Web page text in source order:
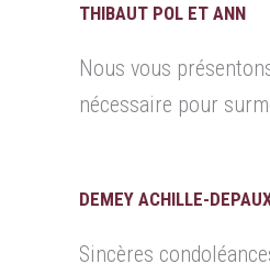
THIBAUT POL ET ANN
Nous vous
nécessaire pour
DEMEY ACHILLE-
Sincères